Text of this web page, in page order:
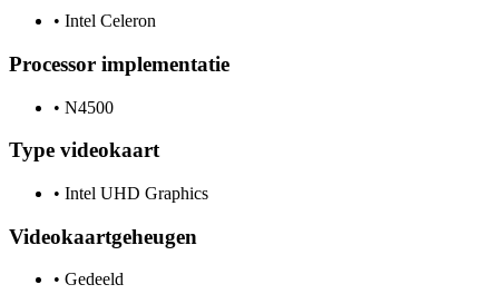
• Intel Celeron
Processor implementatie
• N4500
Type videokaart
• Intel UHD Graphics
Videokaartgeheugen
• Gedeeld